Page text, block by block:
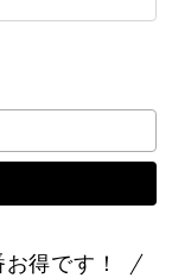
得です！